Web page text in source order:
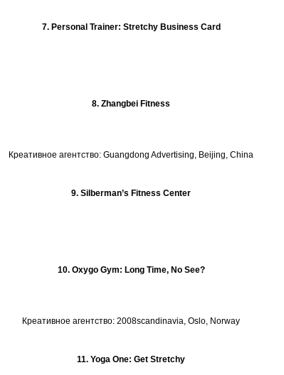
7. Personal Trainer: Stretchy Business Card
8. Zhangbei Fitness
Креативное агентство: Guangdong Advertising, Beijing, China
9. Silberman’s Fitness Center
10. Oxygo Gym: Long Time, No See?
Креативное агентство: 2008scandinavia, Oslo, Norway
11. Yoga One: Get Stretchy